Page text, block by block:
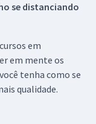
se distanciando
em
em mente os
tenha como se
qualidade.